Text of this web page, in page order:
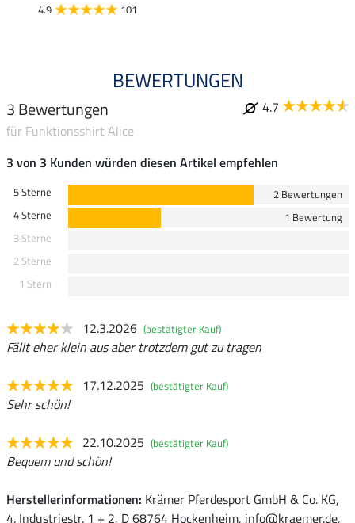
4.9 101
BEWERTUNGEN
3 Bewertungen
4.7
für Funktionsshirt Alice
3 von 3 Kunden würden diesen Artikel empfehlen
5 Sterne
2 Bewertungen
4 Sterne
1 Bewertung
3 Sterne
2 Sterne
1 Stern
12.3.2026 (bestätigter Kauf)
Fällt eher klein aus aber trotzdem gut zu tragen
17.12.2025 (bestätigter Kauf)
Sehr schön!
22.10.2025 (bestätigter Kauf)
Bequem und schön!
Herstellerinformationen: Krämer Pferdesport GmbH & Co. KG,
4. Industriestr. 1 + 2, D 68764 Hockenheim, info@kraemer.de,